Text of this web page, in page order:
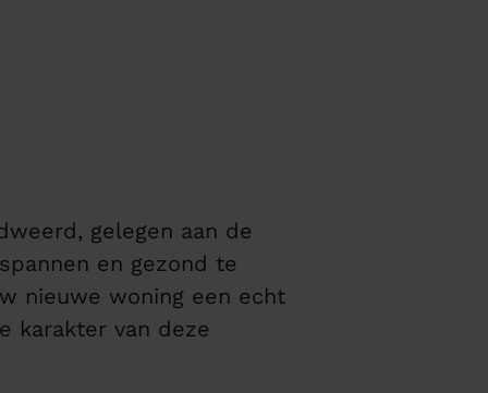
gelegen aan de
en gezond te
nieuwe woning een echt
karakter van deze